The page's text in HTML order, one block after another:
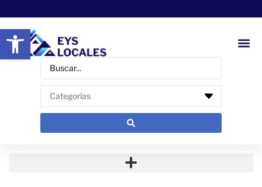
Abrir barra de herramientas